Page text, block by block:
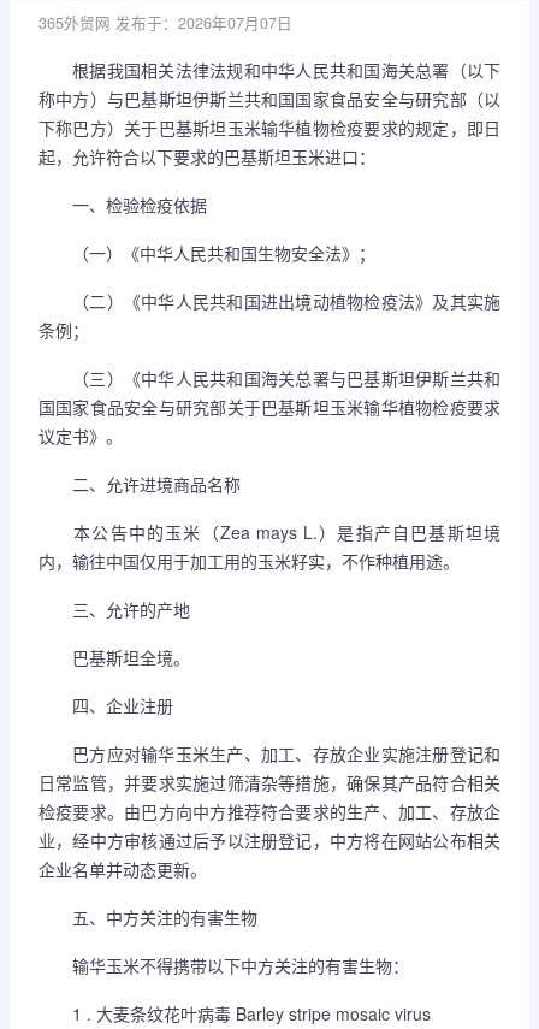
365外贸网 发布于：2026年07月07日
根据我国相关法律法规和中华人民共和国海关总署（以下
称中方）与巴基斯坦伊斯兰共和国国家食品安全与研究部（以
下称巴方）关于巴基斯坦玉米输华植物检疫要求的规定，即日
起，允许符合以下要求的巴基斯坦玉米进口：
一、检验检疫依据
（一）《中华人民共和国生物安全法》；
（二）《中华人民共和国进出境动植物检疫法》及其实施
条例；
（三）《中华人民共和国海关总署与巴基斯坦伊斯兰共和
国国家食品安全与研究部关于巴基斯坦玉米输华植物检疫要求
议定书》。
二、允许进境商品名称
本公告中的玉米（Zea mays L.）是指产自巴基斯坦境
内，输往中国仅用于加工用的玉米籽实，不作种植用途。
三、允许的产地
巴基斯坦全境。
四、企业注册
巴方应对输华玉米生产、加工、存放企业实施注册登记和
日常监管，并要求实施过筛清杂等措施，确保其产品符合相关
检疫要求。由巴方向中方推荐符合要求的生产、加工、存放企
业，经中方审核通过后予以注册登记，中方将在网站公布相关
企业名单并动态更新。
五、中方关注的有害生物
输华玉米不得携带以下中方关注的有害生物：
1 . 大麦条纹花叶病毒 Barley stripe mosaic virus